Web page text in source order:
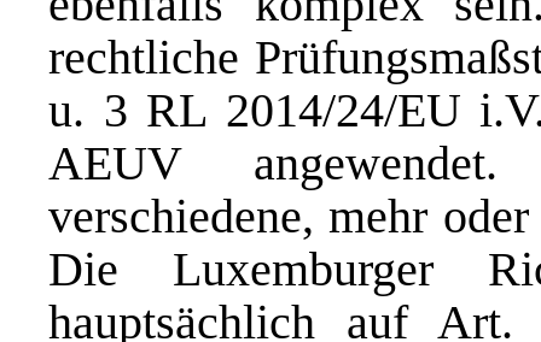
rechtliche
u. 3 RL 2014/24/EU
AEUV
verschiedene, mehr
Die Luxemburger
hauptsächlich auf